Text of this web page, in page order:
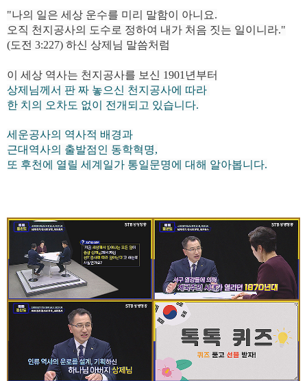
"나의 일은 세상 운수를 미리 말함이 아니요.
오직 천지공사의 도수로 정하여 내가 처음 짓는 일이니라."
(도전 3:227) 하신 상제님 말씀처럼
이 세상 역사는 천지공사를 보신 1901년부터
상제님께서 판 짜 놓으신 천지공사에 따라
한 치의 오차도 없이 전개되고 있습니다.
세운공사의 역사적 배경과
근대역사의 출발점인 동학혁명,
또 후천에 열릴 세계일가 통일문명에 대해 알아봅니다.